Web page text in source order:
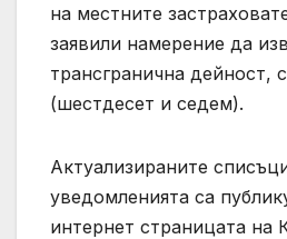
на местните
заявили намерение да
трансгранична дейност,
(шестдесет и седем).
Актуализираните
уведомленията са
интернет страницата на